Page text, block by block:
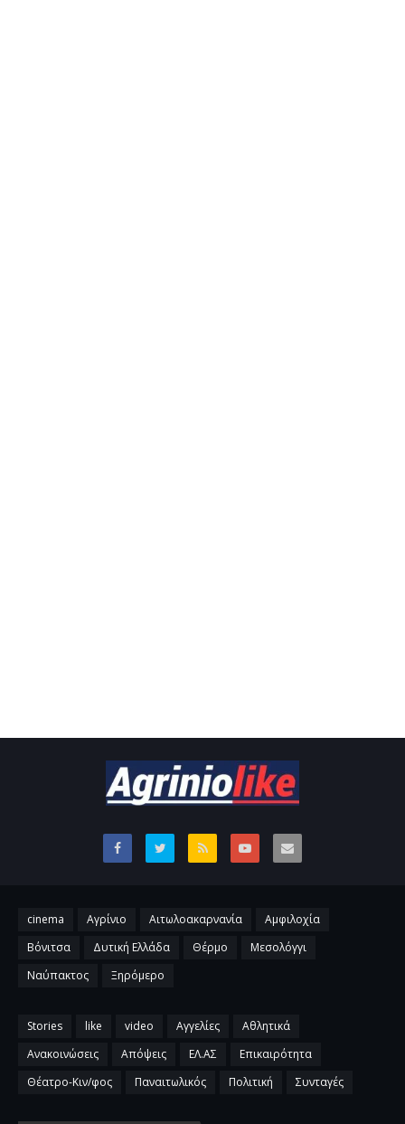
cinema Αγρίνιο Αιτωλοακαρνανία
Αμφιλοχία
Βόνιτσα
Δυτική Ελλάδα Θέρμο
Μεσολόγγι
Ναύπακτος
Ξηρόμερο
Stories like video Αγγελίες
Αθλητικά
Ανακοινώσεις
Απόψεις ΕΛ.ΑΣ
Επικαιρότητα
Θέατρο-Κιν/φος
Παναιτωλικός Πολιτική Συνταγές